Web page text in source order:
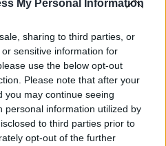
My Personal Information
sharing to third parties, or
sensitive information for
use the below opt-out
Please note that after your
you may continue seeing
personal information utilized by
to third parties prior to
opt-out of the further
la vuoi":